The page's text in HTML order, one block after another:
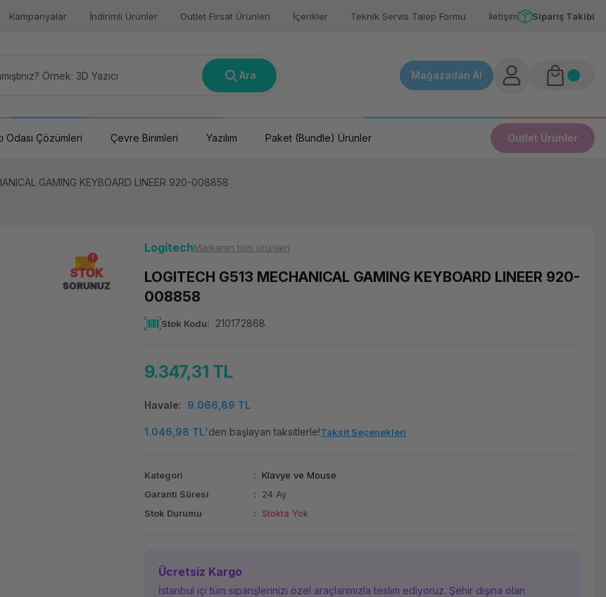
Kampanyalar İndirimli Ürünler Outlet Fırsat Ürünleri İçerikler Teknik Servis Talep Formu İletişim Sipariş Takibi
Ara Mağazadan Al
Odası Çözümleri Çevre Birimleri Yazılım Paket (Bundle) Ürünler Outlet Ürünler
GAMING KEYBOARD LINEER 920-008858
STOK
SORUNUZ
LogitechMarkanın tüm ürünleri
LOGITECH G513 MECHANICAL GAMING KEYBOARD LINEER 920-
008858
Stok Kodu 210172868
9.347,31 TL
Havale 9.066,89 TL
1.046,98 TL'den başlayan taksitlerle!Taksit Seçenekleri
Kategori
Klavye ve Mouse
Garanti Süresi
24 Ay
Stok Durumu
Stokta Yok
Ücretsiz Kargo
İstanbul içi tüm siparişlerinizi özel araçlarımızla teslim ediyoruz. Şehir dışına olan